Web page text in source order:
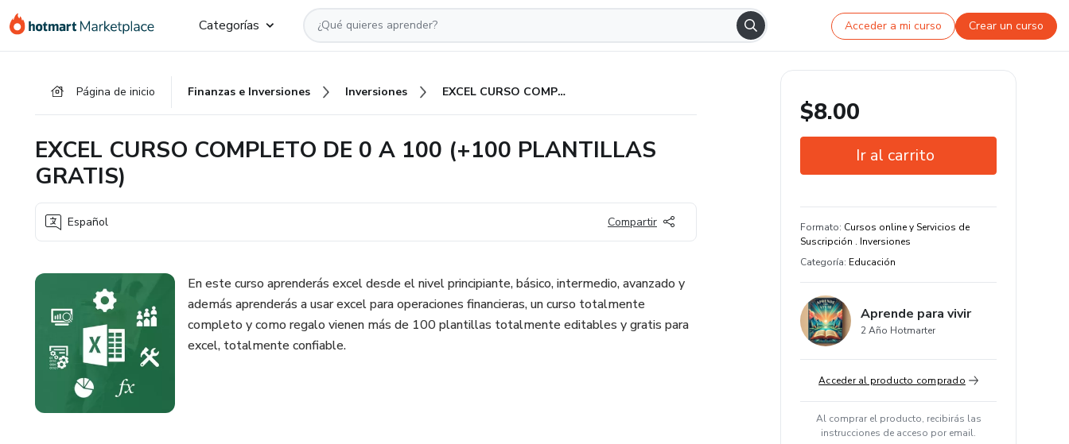
Categorías Acceder a mi curso Crear un curso
Página de inicio Finanzas e Inversiones Inversiones EXCEL CURSO COMPLETO DE 0 A 100 (+100 PLANTILLAS GRATIS)
EXCEL CURSO COMPLETO DE 0 A 100 (+100 PLANTILLAS
GRATIS)
Español Compartir
En este curso aprenderás excel desde el nivel principiante, básico, intermedio, avanzado y
además aprenderás a usar excel para operaciones financieras, un curso totalmente
completo y como regalo vienen más de 100 plantillas totalmente editables y gratis para
excel, totalmente confiable.
$8.00
Ir al carrito
Estudia a tu manera y en cualquier
dispositivo
Formato: Cursos online y Servicios de
Suscripción . Inversiones
Categoría: Educación
Aprende para vivir
2 Año Hotmarter
Acceder al producto comprado
Al comprar el producto, recibirás las
instrucciones de acceso por email.